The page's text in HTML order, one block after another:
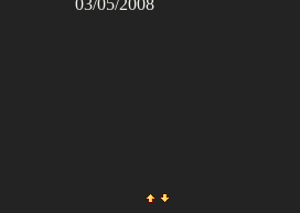
03/05/2008